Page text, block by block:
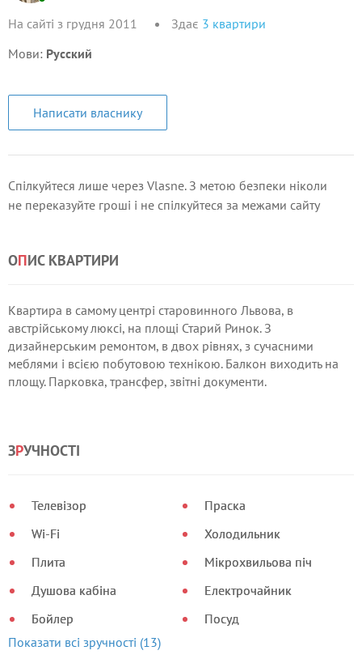
На сайті з грудня 2011 Здає 3 квартири
Мови: Русский
Написати власнику
Спілкуйтеся лише через Vlasne. З метою безпеки ніколи
не переказуйте гроші і не спілкуйтеся за межами сайту
ОПИС КВАРТИРИ
Квартира в самому центрі старовинного Львова, в
австрійському люксі, на площі Старий Ринок. З
дизайнерським ремонтом, в двох рівнях, з сучасними
меблями і всією побутовою технікою. Балкон виходить на
площу. Парковка, трансфер, звітні документи.
ЗРУЧНОСТІ
Телевізор
Wi-Fi
Плита
Душова кабіна
Бойлер
Праска
Холодильник
Мікрохвильова піч
Електрочайник
Посуд
Показати всі зручності (13)